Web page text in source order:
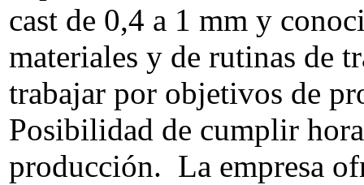
cast de 0,4 a 1 mm y
materiales y de rutinas de
trabajar por objetivos de
Posibilidad de cumplir
producción. La empresa